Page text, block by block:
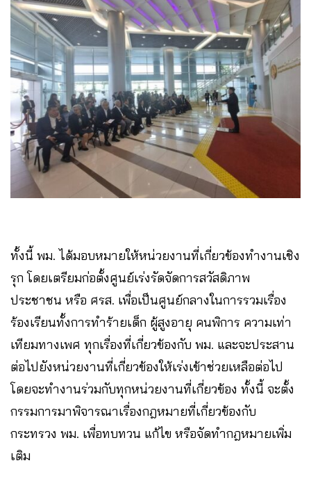
ทั้งนี้ พม. ได้มอบหมายให้หน่วยงานที่เกี่ยวข้องทำงานเชิง
รุก โดยเตรียมก่อตั้งศูนย์เร่งรัดจัดการสวัสดิภาพ
ประชาชน หรือ ศรส. เพื่อเป็นศูนย์กลางในการรวมเรื่อง
ร้องเรียนทั้งการทำร้ายเด็ก ผู้สูงอายุ คนพิการ ความเท่า
เทียมทางเพศ ทุกเรื่องที่เกี่ยวข้องกับ พม. และจะประสาน
ต่อไปยังหน่วยงานที่เกี่ยวข้องให้เร่งเข้าช่วยเหลือต่อไป
โดยจะทำงานร่วมกับทุกหน่วยงานที่เกี่ยวข้อง ทั้งนี้ จะตั้ง
กรรมการมาพิจารณาเรื่องกฎหมายที่เกี่ยวข้องกับ
กระทรวง พม. เพื่อทบทวน แก้ไข หรือจัดทำกฎหมายเพิ่ม
เติม